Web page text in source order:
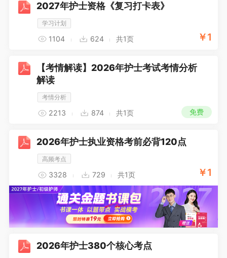
2027年护士资格《复习打卡表》
学习计划
1104 624 共1页 ￥1
【考情解读】2026年护士考试考情分析
解读
考情分析
2213 874 共1页 免费
2026年护士执业资格考前必背120点
高频考点
3328 729 共1页 ￥1
2026年护士380个核心考点